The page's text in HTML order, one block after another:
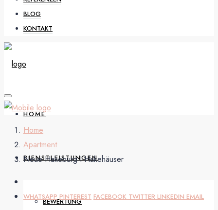
BLOG
KONTAKT
HOME
DIENSTLEISTUNGEN
BEWERTUNG
Home
Apartment
Neue Hakeburg I Hakehäuser
WHATSAPP PINTEREST FACEBOOK TWITTER LINKEDIN EMAIL